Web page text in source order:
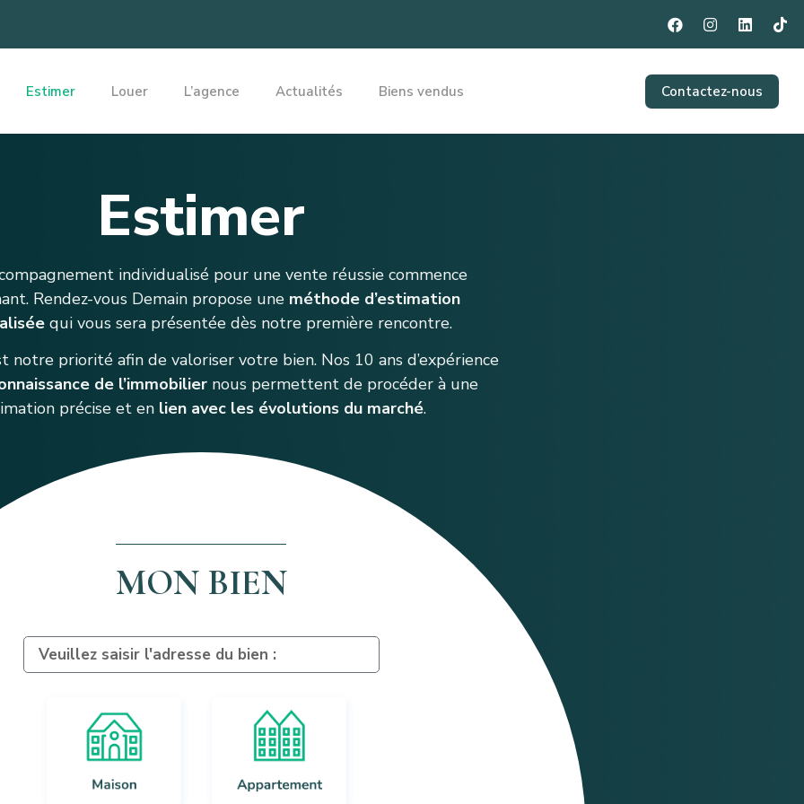
Estimer Louer L’agence Actualités Biens vendus Contactez-nous
Estimer
individualisé pour une vente réussie commence
Rendez-vous Demain propose une méthode d’estimation
qui vous sera présentée dès notre première rencontre.
notre priorité afin de valoriser votre bien. Nos 10 ans d’expérience
de l’immobilier nous permettent de procéder à une
précise et en lien avec les évolutions du marché.
MON BIEN